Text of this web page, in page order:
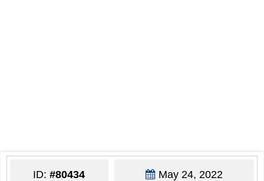
ID:#80434 May 24, 2022